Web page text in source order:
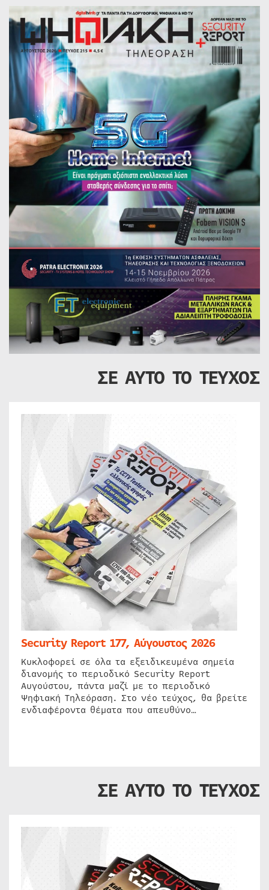
ΣΕ ΑΥΤΟ ΤΟ ΤΕΥΧΟΣ
Security Report 177, Αύγουστος 2026
Κυκλοφορεί σε όλα τα εξειδικευμένα σημεία
διανομής το περιοδικό Security Report
Αυγούστου, πάντα μαζί με το περιοδικό
Ψηφιακή Τηλεόραση. Στο νέο τεύχος, θα βρείτε
ενδιαφέροντα θέματα που απευθύνο…
ΣΕ ΑΥΤΟ ΤΟ ΤΕΥΧΟΣ